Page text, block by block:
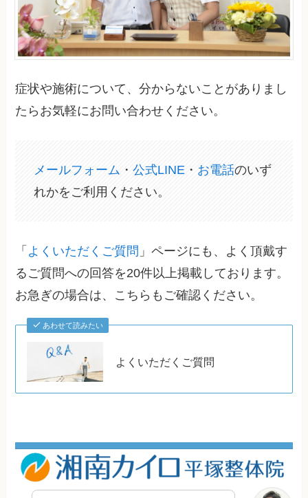
症状や施術について、分からないことがありまし
たらお気軽にお問い合わせください。
メールフォーム ・公式LINE ・ お電話のいず
れかをご利用ください。
「 よくいただくご質問 」ページにも、よく頂戴す
るご質問への回答を20件以上掲載しております。
お急ぎの場合は、こちらもご確認ください。
あわせて読みたい
よくいただくご質問